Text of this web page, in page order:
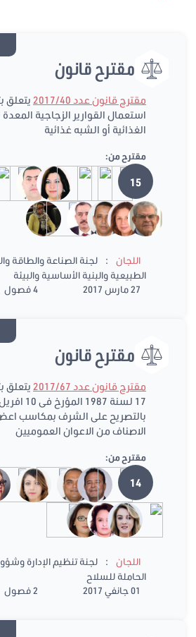
مقترح قانون
مقترح قانون عدد 2017/40
يتعلق
استعمال القوارير الزجاجية المعدة
الغذائية أو الشبه غذائية
مقترح من:
15
اللجان :
لجنة الصناعة والطاقة
الطبيعية والبنية الأساسية والبيئة
27 مارس 2017
4 فصول
مقترح قانون
مقترح قانون عدد 2017/67
يتعلق
بالتصريح على الشرف بمكاسب
الاصناف من الاعوان العموميين
مقترح من:
14
اللجان :
لجنة تنظيم الإدارة
الحاملة للسلاح
01 جانفي 2017
2 فصول